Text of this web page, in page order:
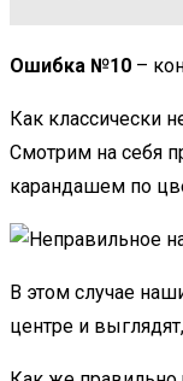
Ошибка №10 –
Как классически
Смотрим на себя
карандашем по
В этом случае
центре и